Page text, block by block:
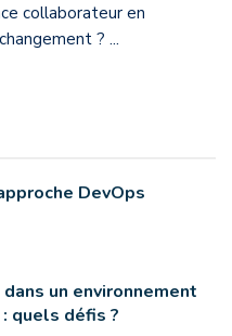
collaborateur en
? ...
DevOps
un environnement
quels défis ?